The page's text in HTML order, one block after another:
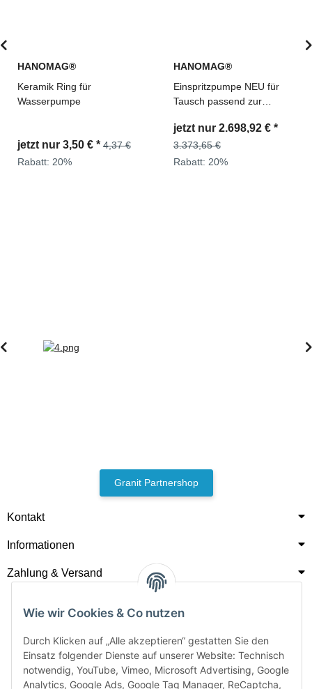
Wie wir Cookies & Co nutzen
Durch Klicken auf „Alle akzeptieren“ gestatten Sie den
Einsatz folgender Dienste auf unserer Website: Technisch
notwendig, YouTube, Vimeo, Microsoft Advertising, Google
Analytics, Google Ads, Google Tag Manager, ReCaptcha,
HANOMAG®
Keramik Ring für
Wasserpumpe
jetzt nur3,50 €* 4,37 €
Rabatt:20%
HANOMAG®
Einspritzpumpe NEU für
Tausch passend zur
Nr: 2992672M91,
2992331M91
jetzt nur2.698,92 €*
3.373,65 €
Rabatt:20%
Granit Partnershop
Kontakt
Informationen
Zahlung & Versand